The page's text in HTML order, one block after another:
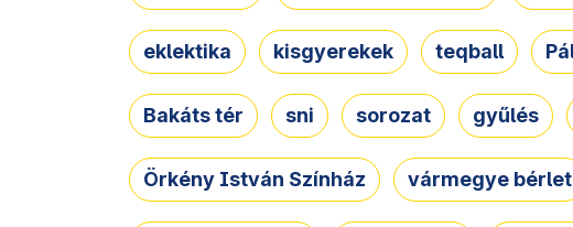
eklektika kisgyerekek teqball
Bakáts tér sni sorozat gyűlés
Örkény István Színház vármegye bérlet